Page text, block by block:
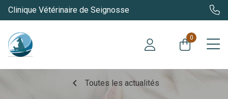
Clinique Vétérinaire de Seignosse
0
chevron_left Toutes les actualités